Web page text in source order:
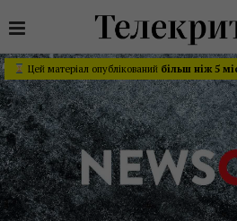
Цей матеріал опублікований більш ніж 5